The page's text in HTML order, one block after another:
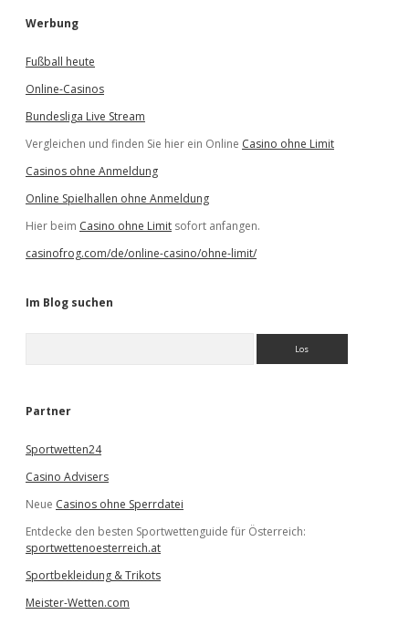
Werbung
Fußball heute
Online-Casinos
Bundesliga Live Stream
Vergleichen und finden Sie hier ein Online Casino ohne Limit
Casinos ohne Anmeldung
Online Spielhallen ohne Anmeldung
Hier beim Casino ohne Limit sofort anfangen.
casinofrog.com/de/online-casino/ohne-limit/
Im Blog suchen
e
Partner
Sportwetten24
Casino Advisers
Neue Casinos ohne Sperrdatei
Entdecke den besten Sportwettenguide für Österreich:
sportwettenoesterreich.at
Sportbekleidung & Trikots
Meister-Wetten.com